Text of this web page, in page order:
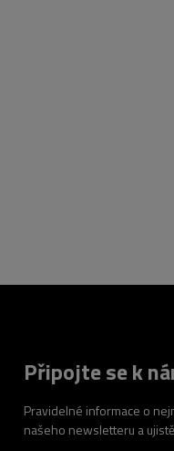
Připojte se k
Pravidelné informace o
našeho newsletteru a